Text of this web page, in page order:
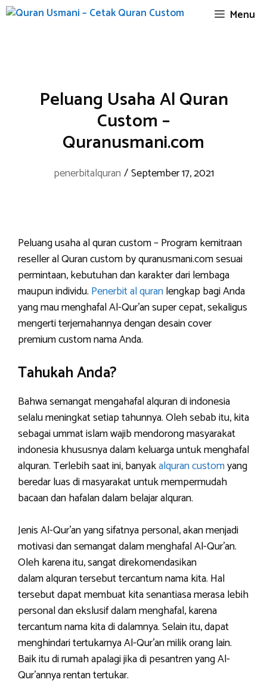
Skip
Menu
Peluang Usaha Al Quran
Custom –
Quranusmani.com
penerbitalquran /September 17, 2021
Peluang usaha al quran custom – Program kemitraan
reseller al Quran custom by quranusmani.com sesuai
permintaan, kebutuhan dan karakter dari lembaga
maupun individu. Penerbit al quranlengkap bagi Anda
yang mau menghafal Al-Qur’an super cepat, sekaligus
mengerti terjemahannya dengan desain cover
premium custom nama Anda.
Tahukah Anda?
Bahwa semangat mengahafal alquran di indonesia
selalu meningkat setiap tahunnya. Oleh sebab itu, kita
sebagai ummat islam wajib mendorong masyarakat
indonesia khususnya dalam keluarga untuk menghafal
alquran. Terlebih saat ini, banyakalquran customyang
beredar luas di masyarakat untuk mempermudah
bacaan dan hafalan dalam belajar alquran.
Jenis Al-Qur’an yang sifatnya personal, akan menjadi
motivasi dan semangat dalam menghafal Al-Qur’an.
Oleh karena itu, sangat direkomendasikan
dalam alquran tersebut tercantum nama kita. Hal
tersebut dapat membuat kita senantiasa merasa lebih
personal dan ekslusif dalam menghafal, karena
tercantum nama kita di dalamnya. Selain itu, dapat
menghindari tertukarnya Al-Qur’an milik orang lain.
Baik itu di rumah apalagi jika di pesantren yang Al-
Qur’annya rentan tertukar.